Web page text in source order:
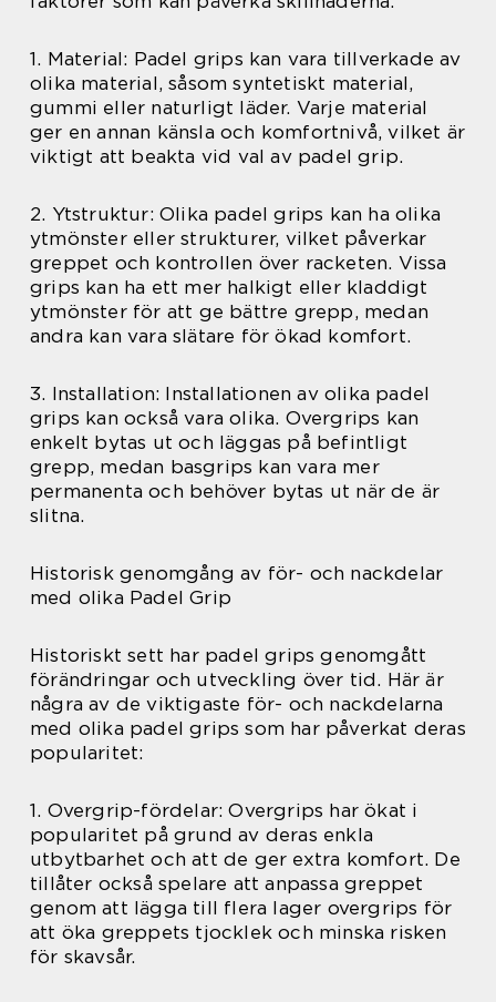
1. Material: Padel grips kan vara tillverkade av
olika material, såsom syntetiskt material,
gummi eller naturligt läder. Varje material
ger en annan känsla och komfortnivå, vilket är
viktigt att beakta vid val av padel grip.
2. Ytstruktur: Olika padel grips kan ha olika
ytmönster eller strukturer, vilket påverkar
greppet och kontrollen över racketen. Vissa
grips kan ha ett mer halkigt eller kladdigt
ytmönster för att ge bättre grepp, medan
andra kan vara slätare för ökad komfort.
3. Installation: Installationen av olika padel
grips kan också vara olika. Overgrips kan
enkelt bytas ut och läggas på befintligt
grepp, medan basgrips kan vara mer
permanenta och behöver bytas ut när de är
slitna.
Historisk genomgång av för- och nackdelar
med olika Padel Grip
Historiskt sett har padel grips genomgått
förändringar och utveckling över tid. Här är
några av de viktigaste för- och nackdelarna
med olika padel grips som har påverkat deras
popularitet:
1. Overgrip-fördelar: Overgrips har ökat i
popularitet på grund av deras enkla
utbytbarhet och att de ger extra komfort. De
tillåter också spelare att anpassa greppet
genom att lägga till flera lager overgrips för
att öka greppets tjocklek och minska risken
för skavsår.